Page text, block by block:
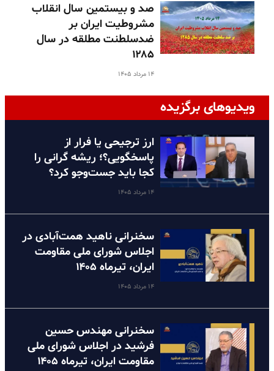
صد و بیستمین سال انقلاب
مشروطیت ایران بر
ضدسلطنت مطلقه در سال
۱۲۸۵
۱۴ مرداد ۱۴۰۵
ویدیوهای برگزیده
ارز ترجیحی یا فرار از
پاسخگویی؟؛ ریشه گرانی را
کجا باید جست‌وجو کرد؟
۱۴ مرداد ۱۴۰۵
سخنرانی ناهید همت‌آبادی در
اجلاس شورای ملی مقاومت
ایران، تیرماه ۱۴۰۵
۱۴ مرداد ۱۴۰۵
سخنرانی مهندس حسین
فرشید در اجلاس شورای ملی
مقاومت ایران، تیرماه ۱۴۰۵